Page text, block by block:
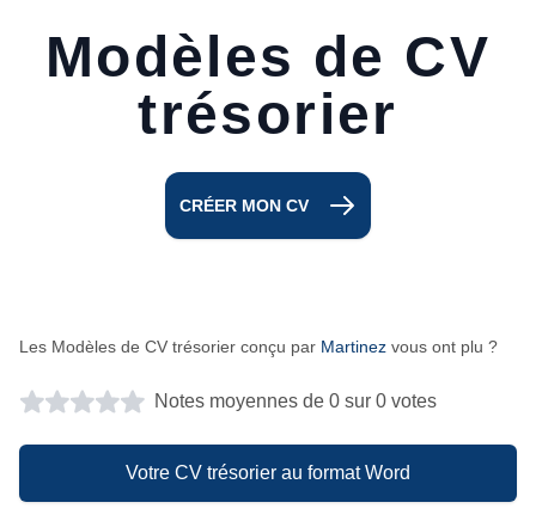
Modèles de CV
trésorier
CRÉER MON CV
Les Modèles de CV trésorier conçu par Martinez vous ont plu ?
Notes moyennes de 0 sur 0 votes
Votre CV trésorier au format Word